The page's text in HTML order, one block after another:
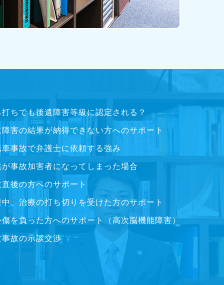
打ちでも後遺障害等級に認定される？
障害の結果が納得できない方へのサポート
車事故で弁護士に依頼する強み
が事故加害者になってしまった場合
後の方へのサポート
中、治療の打ち切りを受けた方のサポート
傷を負った方へのサポート（高次脳機能障害）
事故の示談交渉